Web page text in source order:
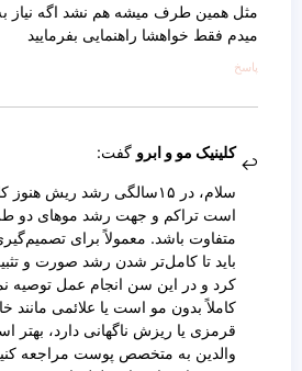
مثل همین طرف میشه هم نشد اگه نیاز
میدم فقط خواهشا راهنمایی بفرمایید
پاسخ
کلینیک مو و ابرو گفت:
سلام، در ۱۵سالگی رشد ریش
است تراکم و جهت رشد موهای دو
متفاوت باشد. معمولاً برای
باید تا کامل‌تر شدن رشد صورت و
کرد و در این سن انجام عمل توصیه
کاملاً بدون مو است یا علائمی مانند
قرمزی یا ریزش ناگهانی دارد، بهتر
والدین به متخصص پوست مراجعه